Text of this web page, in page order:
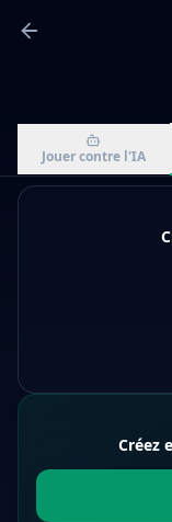
Jouer contre l'IA
Créez